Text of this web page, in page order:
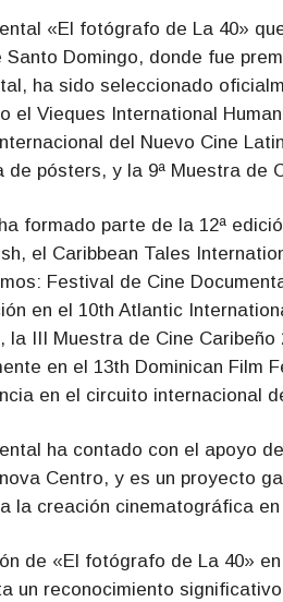
«El fotógrafo de La 40»
Santo Domingo, donde fue
ha sido seleccionado
el Vieques International
del Nuevo Cine
de pósters, y la 9ª Muestra de
formado parte de la 12ª
el Caribbean Tales
Festival de Cine
en el 10th Atlantic
la III Muestra de Cine Caribeño
en el 13th Dominican Film
en el circuito internacional
ha contado con el apoyo
Centro, y es un proyecto
la creación cinematográfica
de «El fotógrafo de La 40»
un reconocimiento